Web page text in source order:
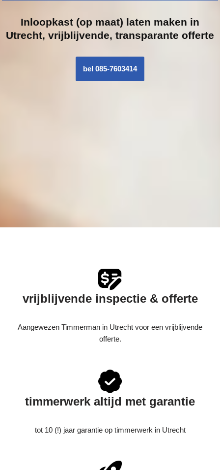
Inloopkast (op maat) laten maken in
Utrecht, vrijblijvende, transparante offerte
bel 085-7603414
vrijblijvende inspectie & offerte
Aangewezen Timmerman in Utrecht voor een vrijblijvende
offerte.
timmerwerk altijd met garantie
tot 10 (!) jaar garantie op timmerwerk in Utrecht